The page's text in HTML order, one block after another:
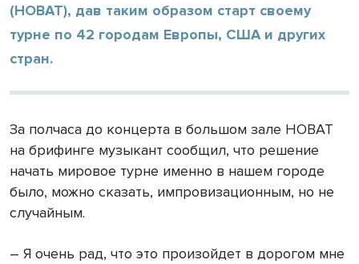
(НОВАТ), дав таким образом старт своему
турне по 42 городам Европы, США и других
стран.
За полчаса до концерта в большом зале НОВАТ
на брифинге музыкант сообщил, что решение
начать мировое турне именно в нашем городе
было, можно сказать, импровизационным, но не
случайным.
– Я очень рад, что это произойдет в дорогом мне